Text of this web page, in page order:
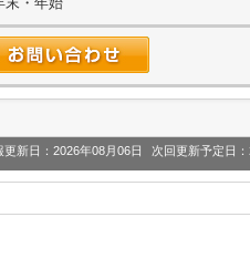
更新日：2026年08月06日 次回更新予定日